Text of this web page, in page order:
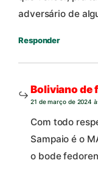
adversário de
Responder
Boliviano de
21 de março de 2024
Com todo
Sampaio é o
o bode